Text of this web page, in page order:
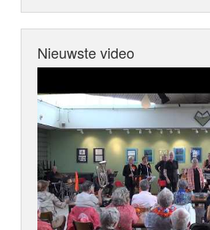
Nieuwste video